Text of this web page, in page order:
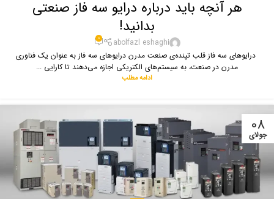
هر آنچه باید درباره درایو سه فاز صنعتی
بدانید!
abolfazl eshaghi
0
درایوهای سه فاز قلب تپنده‌ی صنعت مدرن درایوهای سه فاز به عنوان یک فناوری
مدرن در صنعت، به سیستم‌های الکتریکی اجازه می‌دهند تا کارایی ...
ادامه مطلب
08
جولای